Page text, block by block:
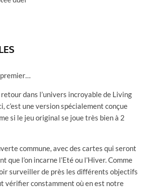
dans l’univers incroyable de Living
c’est une version spécialement conçue
si le jeu original se joue très bien à 2
commune, avec des cartes qui seront
que l’on incarne l’Eté ou l’Hiver. Comme
surveiller de près les différents objectifs
vérifier constamment où en est notre